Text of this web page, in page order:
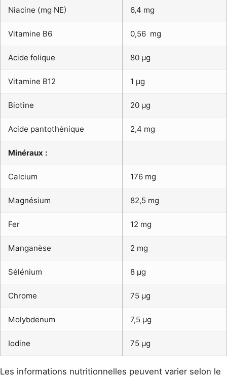
Niacine (mg NE) 6,4 mg
Vitamine B6 0,56 mg
Acide folique 80 µg
Vitamine B12 1 µg
Biotine 20 µg
Acide pantothénique 2,4 mg
Minéraux :
Calcium 176 mg
Magnésium 82,5 mg
Fer 12 mg
Manganèse 2 mg
Sélénium 8 µg
Chrome 75 µg
Molybdenum 7,5 µg
Iodine 75 µg
Les informations nutritionnelles peuvent varier selon le